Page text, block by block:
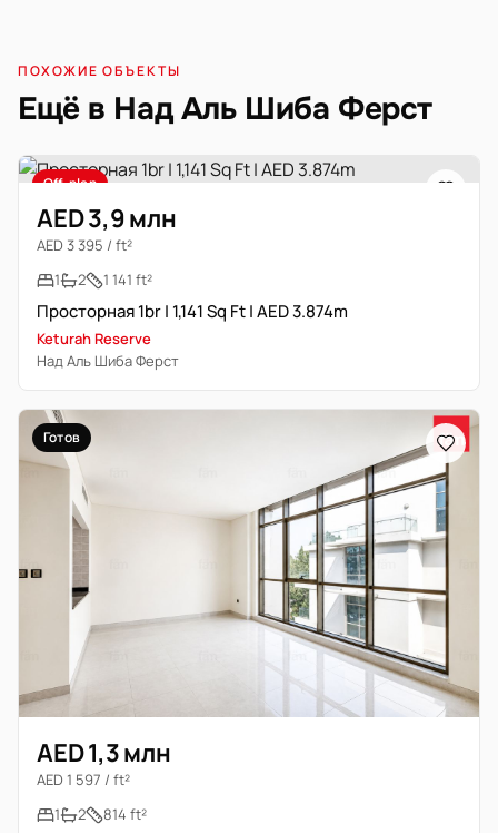
ПОХОЖИЕ ОБЪЕКТЫ
Ещё в Над Аль Шиба Ферст
Off-plan
AED 3,9 млн
AED 3 395 / ft²
1
2 1 141 ft²
Просторная 1br | 1,141 Sq Ft | AED 3.874m
Keturah Reserve
Над Аль Шиба Ферст
Готов
AED 1,3 млн
AED 1 597 / ft²
1
2 814 ft²